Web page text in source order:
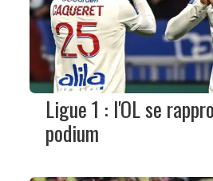
Ligue 1 : l'OL se
podium